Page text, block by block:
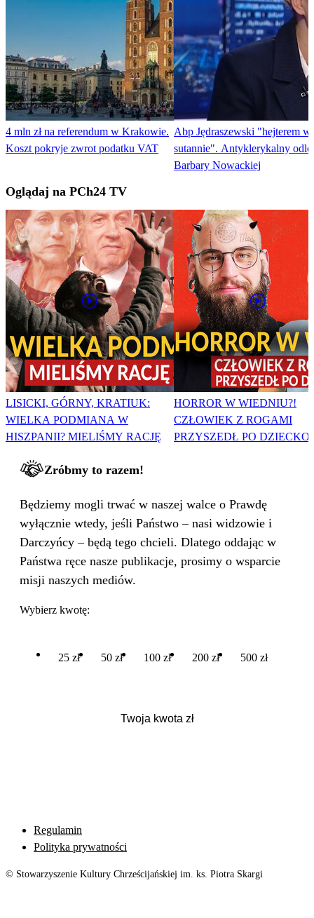
4 mln zł na referendum w Krakowie.
Koszt pokryje zwrot podatku VAT
Abp Jędraszewski "hejterem w
sutannie". Antyklerykalny
Barbary Nowackiej
Oglądaj na PCh24 TV
LISICKI, GÓRNY, KRATIUK:
WIELKA PODMIANA W
HISZPANII? MIELIŚMY RACJĘ
HORROR W WIEDNIU?!
CZŁOWIEK Z ROGAMI
PRZYSZEDŁ PO DZIECKO
Zróbmy to razem!
Będziemy mogli trwać w naszej walce o Prawdę
wyłącznie wtedy, jeśli Państwo – nasi widzowie i
Darczyńcy – będą tego chcieli. Dlatego oddając w
Państwa ręce nasze publikacje, prosimy o wsparcie
misji naszych mediów.
Wybierz kwotę:
25 zł 50 zł 100 zł 200 zł 500 zł
Regulamin
Polityka prywatności
© Stowarzyszenie Kultury Chrześcijańskiej im. ks. Piotra Skargi